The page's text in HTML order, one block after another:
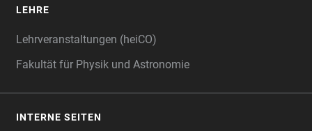
LEHRE
Lehrveranstaltungen (heiCO)
Fakultät für Physik und Astronomie
INTERNE SEITEN